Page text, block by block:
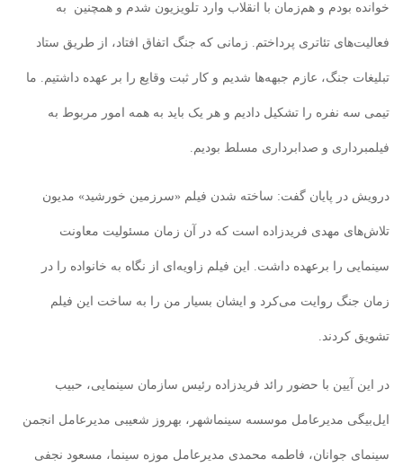
خوانده بودم و هم‌زمان با انقلاب وارد تلویزیون شدم و همچنین به
فعالیت‌های تئاتری پرداختم. زمانی که جنگ اتفاق افتاد، از طریق ستاد
تبلیغات جنگ، عازم جبهه‌ها شدیم و کار ثبت وقایع را بر عهده داشتیم. ما
تیمی سه نفره را تشکیل دادیم و هر یک باید به همه امور مربوط به
فیلمبرداری و صدابرداری مسلط بودیم.
درویش در پایان گفت: ساخته شدن فیلم «سرزمین خورشید» مدیون
تلاش‌های مهدی فریدزاده است که در آن زمان مسئولیت معاونت
سینمایی را برعهده داشت. این فیلم زاویه‌ای از نگاه به خانواده را در
زمان جنگ روایت می‌کرد و ایشان بسیار من را به ساخت این فیلم
تشویق کردند.
در این آیین با حضور رائد فریدزاده رئیس سازمان سینمایی، حبیب
ایل‌بیگی مدیرعامل موسسه سینماشهر، بهروز شعیبی مدیرعامل انجمن
سینمای جوانان، فاطمه محمدی مدیرعامل موزه سینما، مسعود نجفی